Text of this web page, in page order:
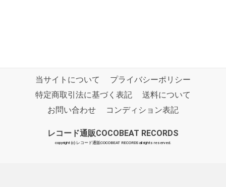
当サイトについて
プライバシーポリシー
特定商取引法に基づく表記
送料について
お問い合わせ
コンディション表記
レコード通販COCOBEAT RECORDS
copyright (c) レコード通販COCOBEAT RECORDS all rights reserved.